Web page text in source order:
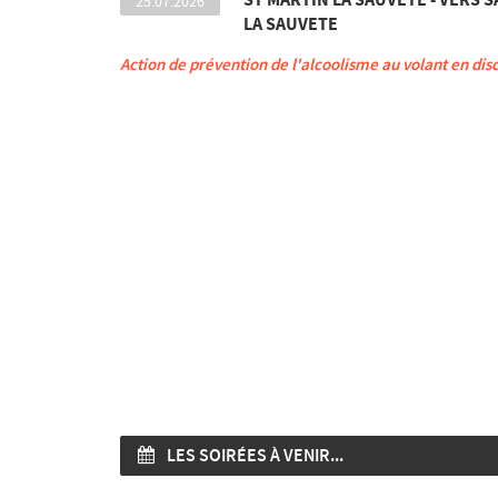
LA SAUVETE
Action de prévention de l'alcoolisme au volant en
LES SOIRÉES À VENIR...